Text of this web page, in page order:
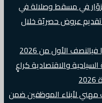
في مسقط وصلالة في
تقديم عروض حصريّة خلال
الأول من 2026
والاقتصادية كراعٍ
لأبناء الموظفين ضمن